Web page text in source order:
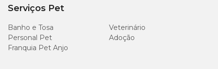
Serviços Pet
Banho e Tosa
Veterinário
Personal Pet
Adoção
Franquia Pet Anjo